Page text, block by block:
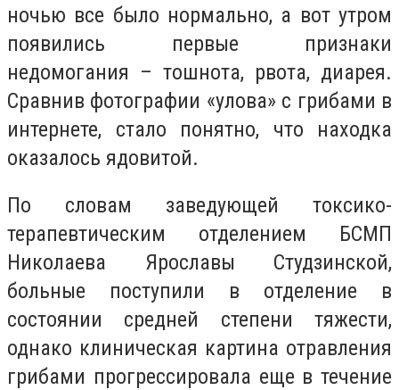
ночью все было нормально, а вот утром
появились первые признаки
недомогания – тошнота, рвота, диарея.
Сравнив фотографии «улова» с грибами в
интернете, стало понятно, что находка
оказалось ядовитой.
По словам заведующей токсико-
терапевтическим отделением БСМП
Николаева Ярославы Студзинской,
больные поступили в отделение в
состоянии средней степени тяжести,
однако клиническая картина отравления
грибами прогрессировала еще в течение